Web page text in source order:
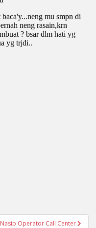
Nasip Operator Call Center